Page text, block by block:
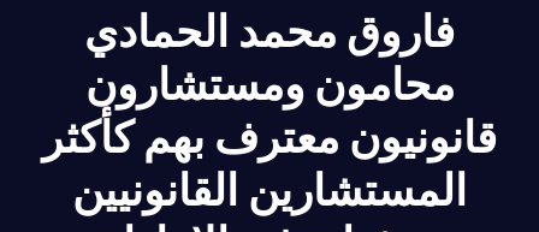
فاروق محمد الحمادي
محامون ومستشارون
قانونيون معترف بهم كأكثر
المستشارين القانونيين